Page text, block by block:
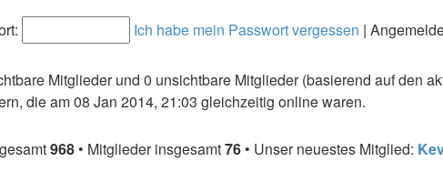
Ich habe mein Passwort vergessen |
Mitglieder und 0 unsichtbare Mitglieder (basierend auf den
die am 08 Jan 2014, 21:03 gleichzeitig online waren.
968 • Mitglieder insgesamt76 • Unser neuestes Mitglied: